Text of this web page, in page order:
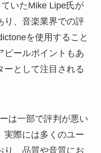
いたMike Lipe氏が
り、音楽業界での評
を使用すること
ピールポイントもあ
ーとして注目される
は一部で評判が悪い
実際には多くのユー
り、品質や音質にお